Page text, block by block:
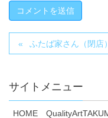
ふたば家さん（閉店
サイトメニュー
HOME